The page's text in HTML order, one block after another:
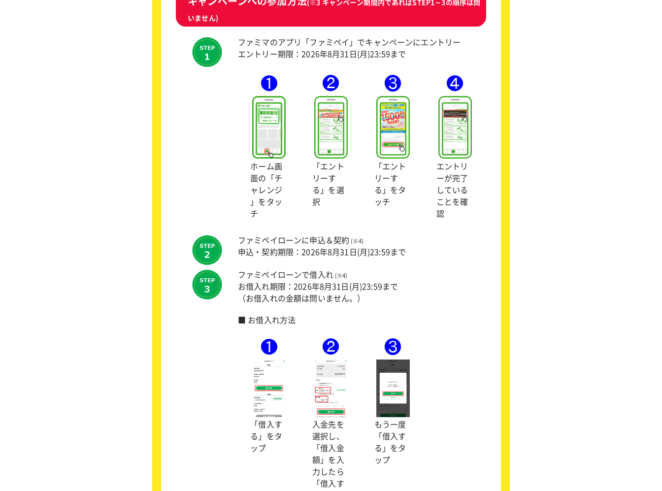
(※3 キャンペーン期間内であればSTEP1～3の順序は問
いません)
ファミマのアプリ「ファミペイ」でキャンペーンにエントリー
エントリー期限：2026年8月31日(月)23:59まで
ホーム画
面の「チ
ャレンジ
」をタッ
チ
「エント
リーす
る」を選
択
「エント
リーす
る」をタ
ッチ
エントリ
ーが完了
している
ことを確
認
ファミペイローンに申込＆契約 (※4)
申込・契約期限：2026年8月31日(月)23:59まで
ファミペイローンで借入れ (※4)
お借入れ期限：2026年8月31日(月)23:59まで
（お借入れの金額は問いません。）
■ お借入れ方法
「借入す
る」をタ
ップ
入金先を
選択し、
「借入金
額」を入
力したら
「借入す
もう一度
「借入す
る」をタ
ップ